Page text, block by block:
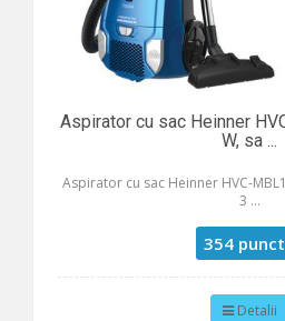
Aspirator cu sac Heinner
W, sa ...
Aspirator cu sac Heinner HVC-
3 ...
354
Detalii